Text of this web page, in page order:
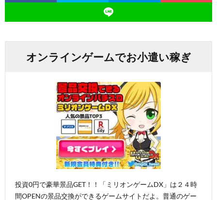
オンラインゲームでお小遣い稼ぎ
投資0円で豪華景品GET！！「ミリオンゲームDX」は２４時
間OPENの景品交換ができるゲームサイトだよ。普通のゲー